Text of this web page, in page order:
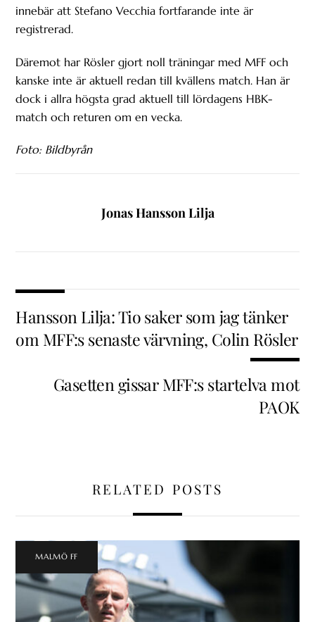
innebär att Stefano Vecchia fortfarande inte är
registrerad.
Däremot har Rösler gjort noll träningar med MFF och
kanske inte är aktuell redan till kvällens match. Han är
dock i allra högsta grad aktuell till lördagens HBK-
match och returen om en vecka.
Foto: Bildbyrån
Jonas Hansson Lilja
Hansson Lilja: Tio saker som jag tänker
om MFF:s senaste värvning, Colin Rösler
Gasetten gissar MFF:s startelva mot
PAOK
RELATED POSTS
MALMÖ FF